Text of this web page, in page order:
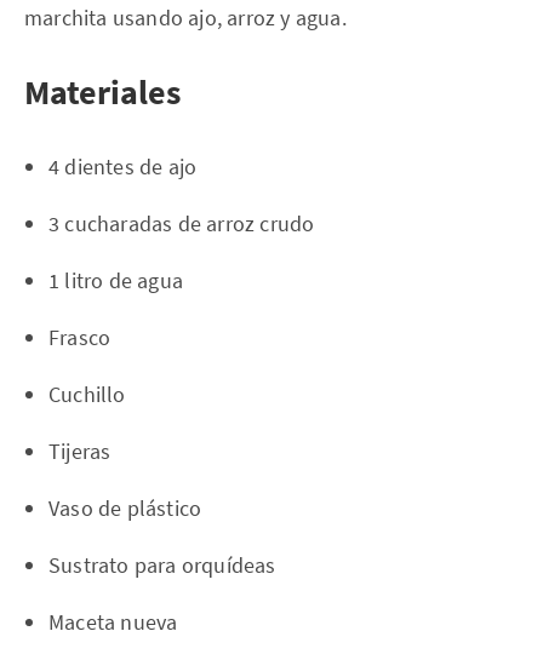
marchita usando ajo, arroz y agua.
Materiales
4 dientes de ajo
3 cucharadas de arroz crudo
1 litro de agua
Frasco
Cuchillo
Tijeras
Vaso de plástico
Sustrato para orquídeas
Maceta nueva